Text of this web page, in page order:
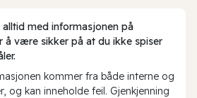
med informasjonen på
å være sikker på at du ikke spiser
kommer fra både interne og
og kan inneholde feil. Gjenkjenning